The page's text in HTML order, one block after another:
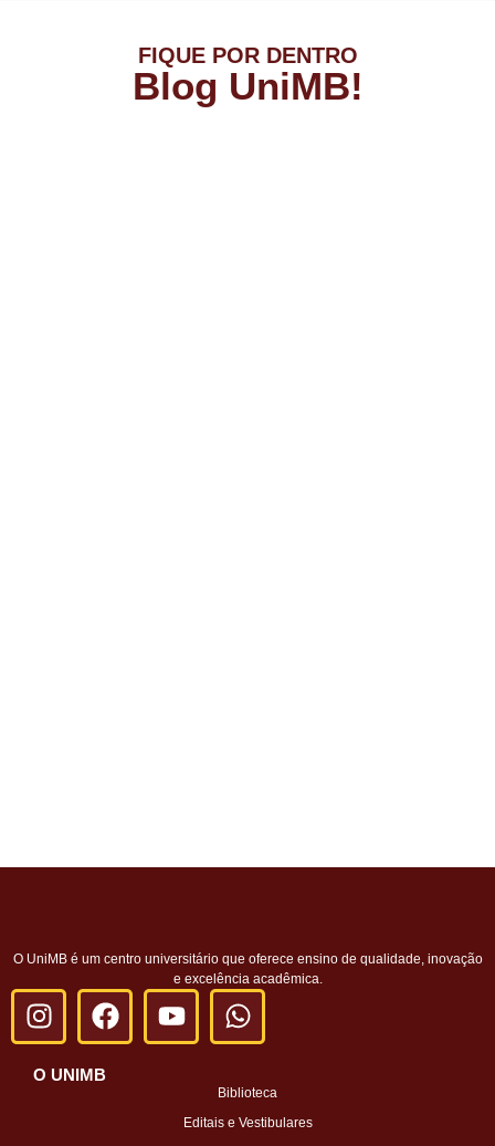
FIQUE POR DENTRO
Blog UniMB!
O UniMB é um centro universitário que oferece ensino de qualidade, inovação
e excelência acadêmica.
O UNIMB
Biblioteca
Editais e Vestibulares